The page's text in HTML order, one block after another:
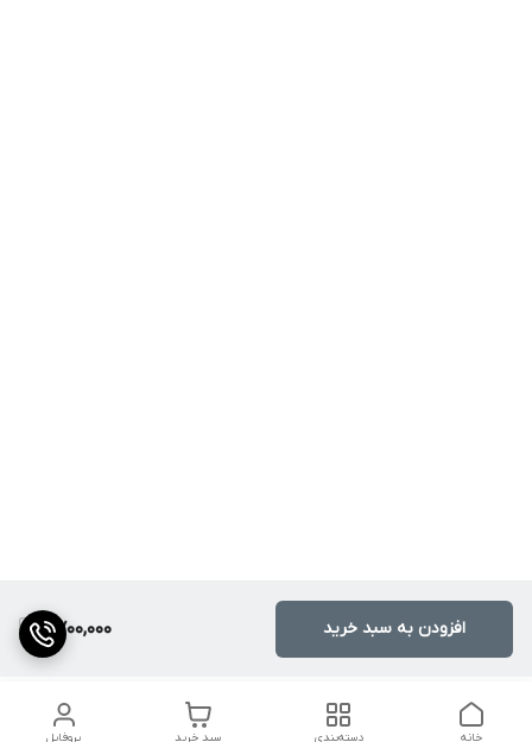
2,700,000 افزودن به سبد خرید
پروفایل سبد خرید دسته‌بندی خانه